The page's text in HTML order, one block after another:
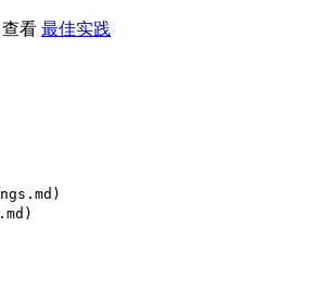
查看 最佳实践
)
)